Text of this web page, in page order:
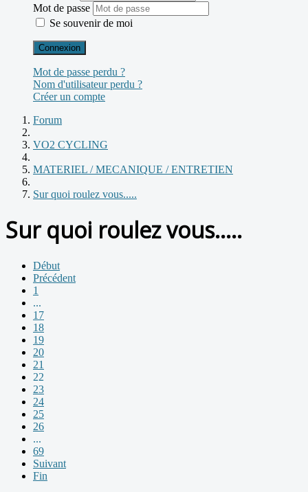
Mot de passe
Se souvenir de moi
Connexion
Mot de passe perdu ?
Nom d'utilisateur perdu ?
Créer un compte
Forum
VO2 CYCLING
MATERIEL / MECANIQUE / ENTRETIEN
Sur quoi roulez vous.....
Sur quoi roulez vous.....
Début
Précédent
1
...
17
18
19
20
21
22
23
24
25
26
...
69
Suivant
Fin